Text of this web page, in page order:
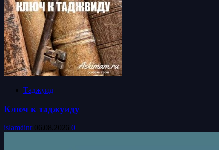
Таджуид
Ключ к таджуиду
islamdinr 06.08.2026 0